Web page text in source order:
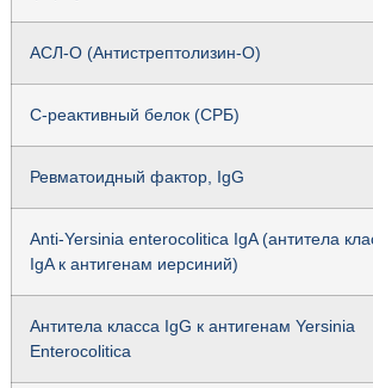
АСЛ-О (Антистрептолизин-О)
С-реактивный белок (СРБ)
Ревматоидный фактор, IgG
Anti-Yersinia enterocolitica IgA (антитела
IgA к антигенам иерсиний)
Антитела класса IgG к антигенам Yersinia
Enterocolitica